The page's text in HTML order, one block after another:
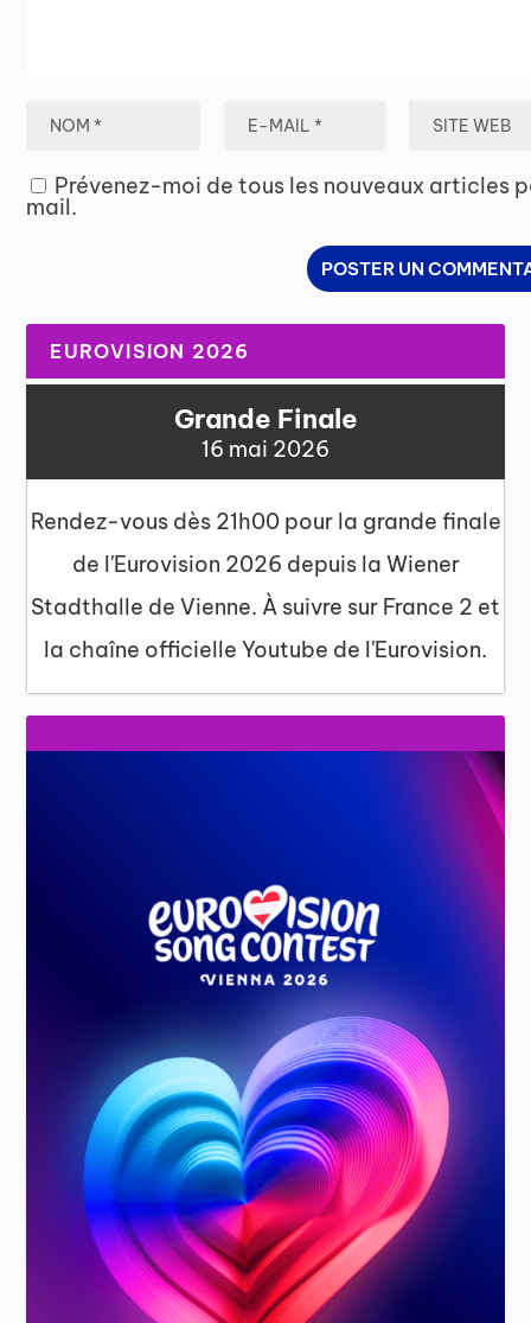
Prévenez-moi de tous les nouveaux articles
mail.
EUROVISION 2026
Grande Finale
16 mai 2026
Rendez-vous dès 21h00 pour la grande finale
de l'Eurovision 2026 depuis la Wiener
Stadthalle de Vienne. À suivre sur France 2 et
la chaîne officielle Youtube de l'Eurovision.